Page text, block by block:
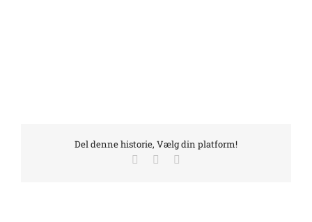
Del denne historie, Vælg din platform!
FacebookLinkedIn